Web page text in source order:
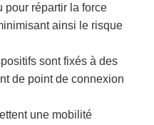
pour répartir la force
ainsi le risque
sont fixés à des
de point de connexion
une mobilité